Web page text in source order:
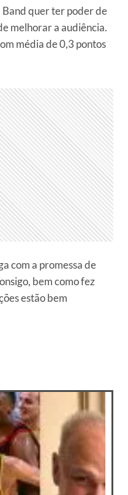
quer ter poder de
melhorar a audiência.
média de 0,3 pontos
com a promessa de
bem como fez
estão bem